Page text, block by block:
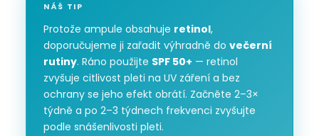
NÁŠ TIP
Protože ampule obsahuje retinol,
doporučujeme ji zařadit výhradně do večerní
rutiny. Ráno použijte SPF 50+ — retinol
zvyšuje citlivost pleti na UV záření a bez
ochrany se jeho efekt obrátí. Začněte 2–3×
týdně a po 2–3 týdnech frekvenci zvyšujte
podle snášenlivosti pleti.